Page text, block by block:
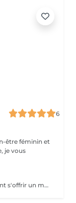
6
je vous
Ce rituel s'adresse aux femmes qui souhaitent s'offrir un moment de reconnexion à elles-mêmes. Il permet d'équilibrer l'énergie féminine, de libérer les blocages émotionnels et énergétiques, et de renforcer la connexion à son intuition et à sa créativité. Bienfaits : un profond sentiment d'apaisement, une meilleure circulation de l'énergie dans le corps, et un regain de vitalité et de clarté mentale. Ce rituel est composé d'un temps d'échange, avec remise d'une huile sur-mesure, d'une méditation, et d'un soin énergétique. Séance unique ou dans le cadre d'un accompagnement (à prix réduit). Pour en savoir plus, rendez-vous sur mon site: www.mamacare-lu.com/mes-accompagnements